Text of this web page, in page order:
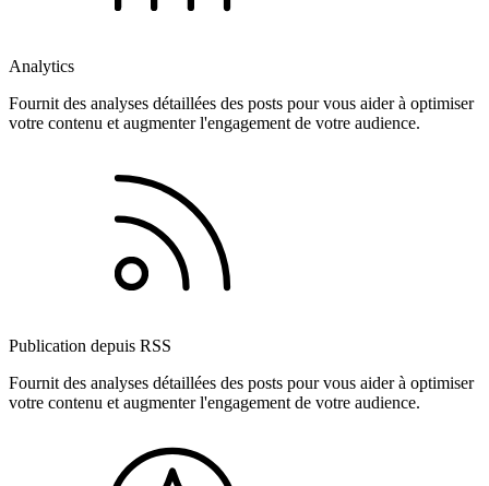
Analytics
Fournit des analyses détaillées des posts pour vous aider à optimiser
votre contenu et augmenter l'engagement de votre audience.
Publication depuis RSS
Fournit des analyses détaillées des posts pour vous aider à optimiser
votre contenu et augmenter l'engagement de votre audience.